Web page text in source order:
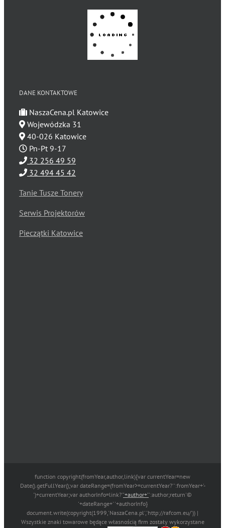
DANE KONTAKTOWE
NaszaCena.pl Katowice
Wojewódzka 31
40-026 Katowice
Pn-Pt 9-17
32 256 49 59
32 494 45 42
Tanie Tusze Tonery
Serwis Projektorów
Pieczątki Katowice
function copyright(fromYear,author,link){var currentYear=new
Date().getFullYear();var dateRange=(fromYear>=currentYear?'':fromYear+'-
')+currentYear;var authorInfo=link?''+author+'':author;return'©
'+dateRange+' '+authorInfo}
document.write(copyright(1999,'NaszaCena.pl','http://rafcom.eu/')) |
Wszystkie znaki towarowe będące własnością firm zostały wykorzystane